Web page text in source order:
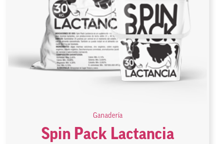
Ganadería
Spin Pack Lactancia